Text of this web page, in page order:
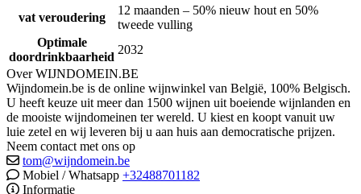
vat veroudering
12 maanden – 50% nieuw hout en 50%
tweede vulling
Optimale
doordrinkbaarheid
2032
Over WIJNDOMEIN.BE
Wijndomein.be is de online wijnwinkel van België, 100% Belgisch.
U heeft keuze uit meer dan 1500 wijnen uit boeiende wijnlanden en
de mooiste wijndomeinen ter wereld. U kiest en koopt vanuit uw
luie zetel en wij leveren bij u aan huis aan democratische prijzen.
Neem contact met ons op
tom@wijndomein.be
Mobiel / Whatsapp +32488701182
Informatie